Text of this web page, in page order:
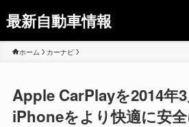
最新自動車情報
ホーム カーナビ
Apple CarPlayを2014年
iPhoneをより快適に安